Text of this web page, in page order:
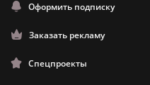
Оформить подписку
Заказать рекламу
Спецпроекты